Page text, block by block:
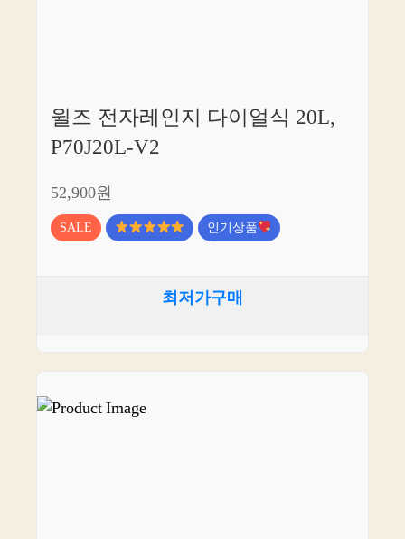
윌즈 전자레인지 다이얼식 20L,
P70J20L-V2
52,900원
SALE 인기상품
최저가구매